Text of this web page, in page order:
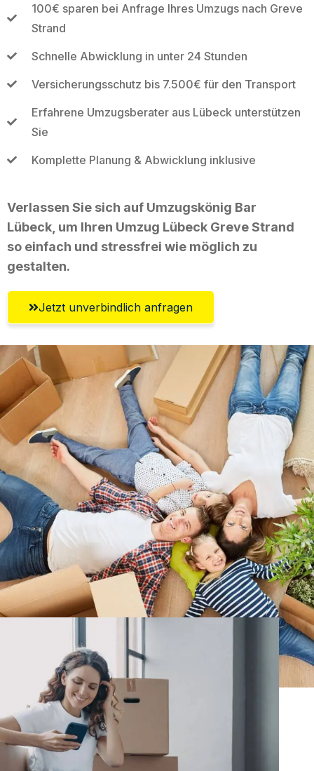
100€ sparen bei Anfrage Ihres Umzugs nach Greve
Strand
Schnelle Abwicklung in unter 24 Stunden
Versicherungsschutz bis 7.500€ für den Transport
Erfahrene Umzugsberater aus Lübeck unterstützen
Sie
Komplette Planung & Abwicklung inklusive
Verlassen Sie sich auf Umzugskönig Bar
Lübeck, um Ihren Umzug Lübeck Greve Strand
so einfach und stressfrei wie möglich zu
gestalten.
Jetzt unverbindlich anfragen